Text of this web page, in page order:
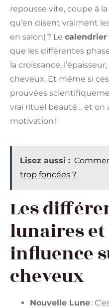
repousse vite, coupe à
qu’en disent vraiment
en salon) ? Le
que les différentes
la croissance,
cheveux. Et même si
prouvées
vrai rituel beauté… et on
motivation !
Lisez aussi :
trop foncées ?
Les
lunaires
influence
cheveux
Nouvelle Lune: